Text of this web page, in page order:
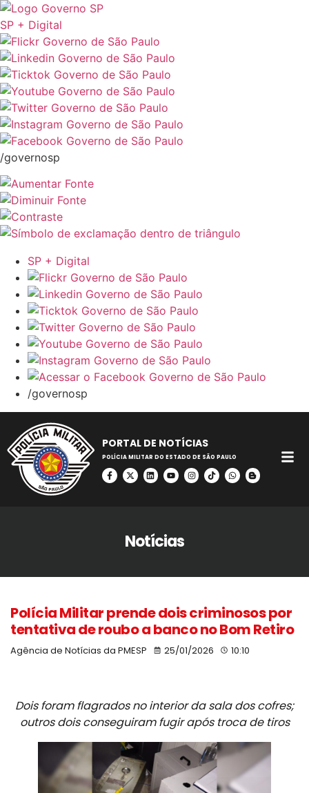
SP + Digital
/governosp
SP + Digital
/governosp
PORTAL DE NOTÍCIAS
POLÍCIA MILITAR DO ESTADO DE SÃO PAULO
Notícias
Polícia Militar prende dois criminosos por
tentativa de roubo a banco no Bom Retiro
Agência de Notícias da PMESP 25/01/2026 10:10
Dois foram flagrados no interior da sala dos cofres;
outros dois conseguiram fugir após troca de tiros